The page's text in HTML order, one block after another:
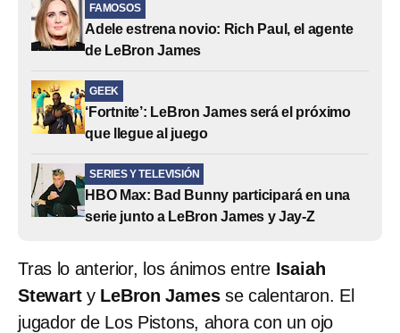
FAMOSOS
Adele estrena novio: Rich Paul, el agente
de LeBron James
GEEK
‘Fortnite’: LeBron James será el próximo
que llegue al juego
SERIES Y TELEVISIÓN
HBO Max: Bad Bunny participará en una
serie junto a LeBron James y Jay-Z
Tras lo anterior, los ánimos entre Isaiah
Stewarty LeBron James se calentaron. El
jugador de Los Pistons, ahora con un ojo